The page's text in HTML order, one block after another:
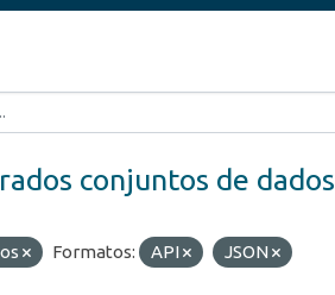
conjuntos de dados
Formatos: API
JSON